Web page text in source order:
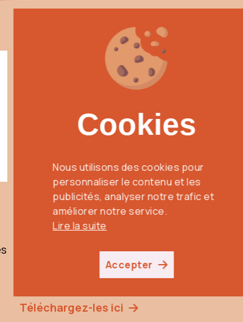
Cookies
Nous utilisons des cookies pour
personnaliser le contenu et les
publicités, analyser notre trafic et
améliorer notre service.
Lire la suite
Accepter
Les Fiches
Ces fiches actives pour le 1er degré de
primaire comprennent de nombreuses
Téléchargez-les ici
Cookies
Nous utilisons des cookies pour
personnaliser le contenu et les
publicités, analyser notre trafic et
améliorer notre service.
Lire la suite
Accepter